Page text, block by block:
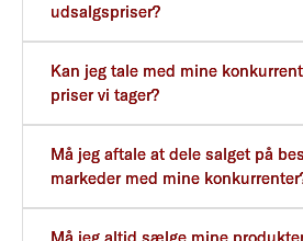
udsalgspriser?
Kan jeg tale med mine
priser vi tager?
Må jeg aftale at dele salget på
markeder med mine